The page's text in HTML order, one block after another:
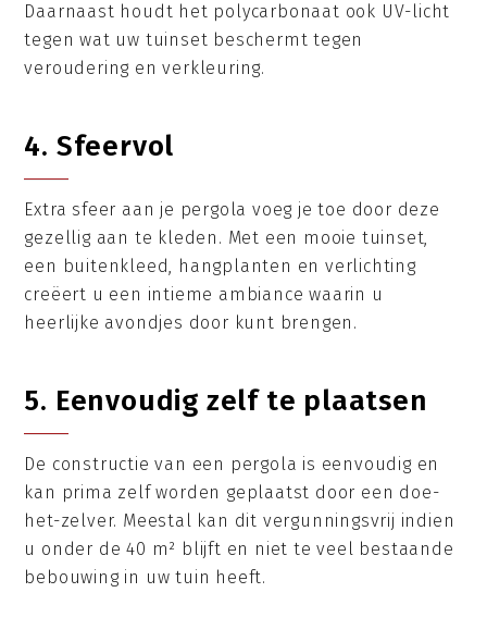
Daarnaast houdt het polycarbonaat ook UV-licht
tegen wat uw tuinset beschermt tegen
veroudering en verkleuring.
4. Sfeervol
Extra sfeer aan je pergola voeg je toe door deze
gezellig aan te kleden. Met een mooie tuinset,
een buitenkleed, hangplanten en verlichting
creëert u een intieme ambiance waarin u
heerlijke avondjes door kunt brengen.
5. Eenvoudig zelf te plaatsen
De constructie van een pergola is eenvoudig en
kan prima zelf worden geplaatst door een doe-
het-zelver. Meestal kan dit vergunningsvrij indien
u onder de 40 m² blijft en niet te veel bestaande
bebouwing in uw tuin heeft.